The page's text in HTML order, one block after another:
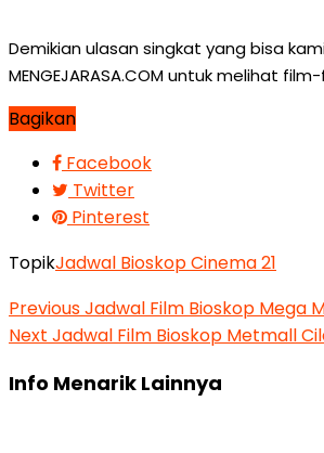
Demikian ulasan singkat yang bisa
MENGEJARASA.COM untuk melihat
Bagikan
Facebook
Twitter
Pinterest
TopikJadwal Bioskop Cinema 21
PreviousJadwal Film Bioskop Mega
Next Jadwal Film Bioskop Metmall
Info Menarik Lainnya